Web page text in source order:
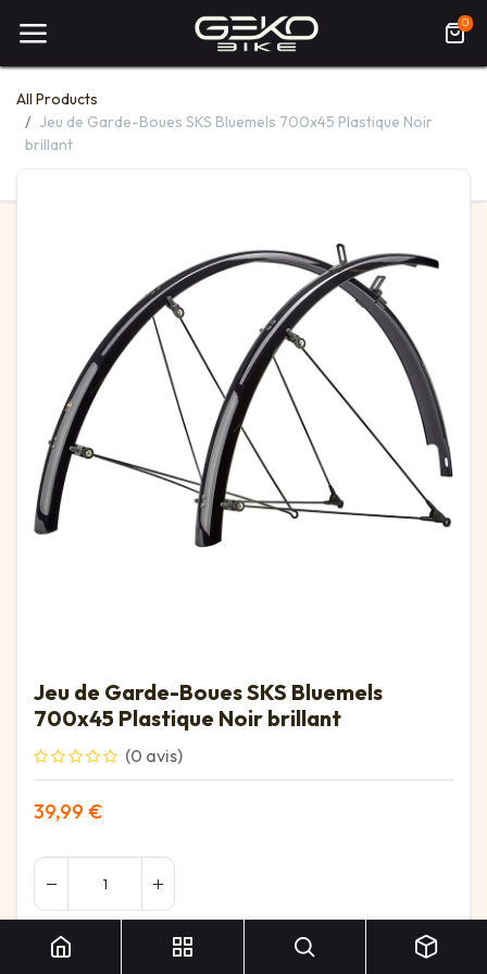
0
All Products
Jeu de Garde-Boues SKS Bluemels 700x45 Plastique Noir
brillant
Jeu de Garde-Boues SKS Bluemels
700x45 Plastique Noir brillant
(0 avis)
39,99 €
Ajouter au panier